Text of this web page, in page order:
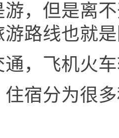
，但是离
路线也就
，飞机火
宿分为很